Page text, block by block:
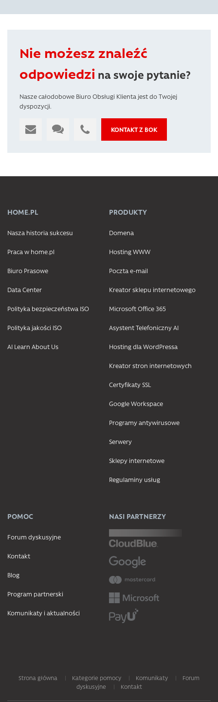
Nie możesz znaleźć
odpowiedzi na swoje pytanie?
Nasze całodobowe Biuro Obsługi Klienta jest do Twojej
dyspozycji.
KONTAKT Z BOK
HOME.PL
Nasza historia sukcesu
Praca w home.pl
Biuro Prasowe
Data Center
Polityka bezpieczeństwa ISO
Polityka jakości ISO
AI Learn About Us
PRODUKTY
Domena
Hosting WWW
Poczta e-mail
Kreator sklepu internetowego
Microsoft Office 365
Asystent Telefoniczny AI
Hosting dla WordPressa
Kreator stron internetowych
Certyfikaty SSL
Google Workspace
Programy antywirusowe
Serwery
Sklepy internetowe
Regulaminy usług
POMOC
Forum dyskusyjne
Kontakt
Blog
Program partnerski
Komunikaty i aktualności
NASI PARTNERZY
Strona główna Kategorie pomocy Komunikaty
Forum
dyskusyjne
Kontakt